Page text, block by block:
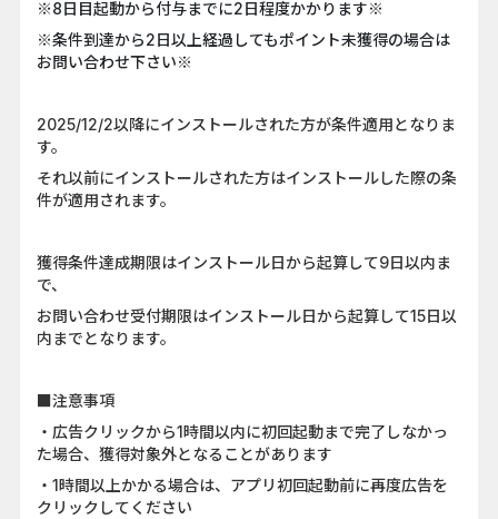
※8日目起動から付与までに2日程度かかります※
※条件到達から2日以上経過してもポイント未獲得の場合は
お問い合わせ下さい※
2025/12/2以降にインストールされた方が条件適用となりま
す。
それ以前にインストールされた方はインストールした際の条
件が適用されます。
獲得条件達成期限はインストール日から起算して9日以内ま
で、
お問い合わせ受付期限はインストール日から起算して15日以
内までとなります。
■注意事項
・広告クリックから1時間以内に初回起動まで完了しなかっ
た場合、獲得対象外となることがあります
・1時間以上かかる場合は、アプリ初回起動前に再度広告を
クリックしてください